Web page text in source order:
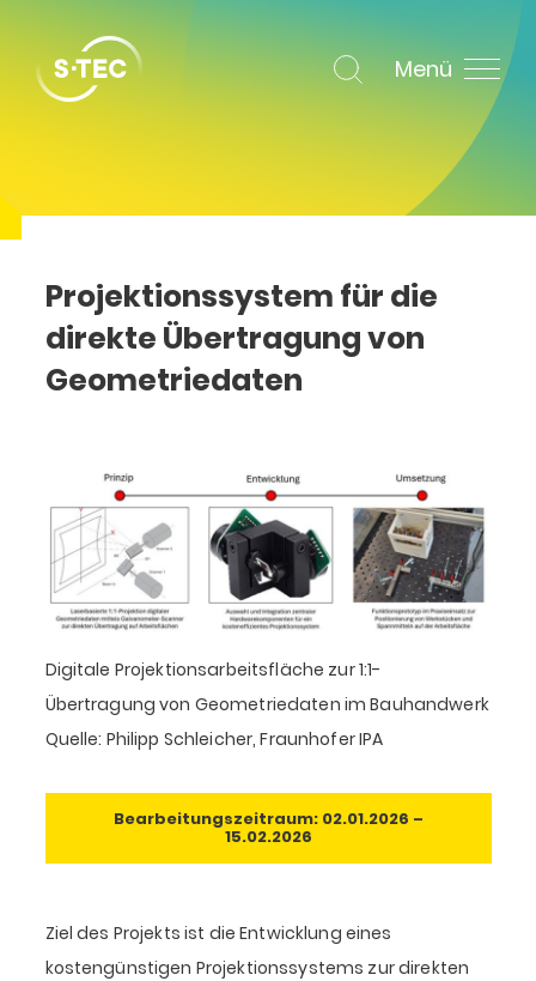
Menü
Projektionssystem für die
direkte Übertragung von
Geometriedaten
Digitale Projektionsarbeitsfläche zur 1:1-
Übertragung von Geometriedaten im Bauhandwerk
Quelle: Philipp Schleicher, Fraunhofer IPA
Bearbeitungszeitraum: 02.01.2026 –
15.02.2026
Ziel des Projekts ist die Entwicklung eines
kostengünstigen Projektionssystems zur direkten